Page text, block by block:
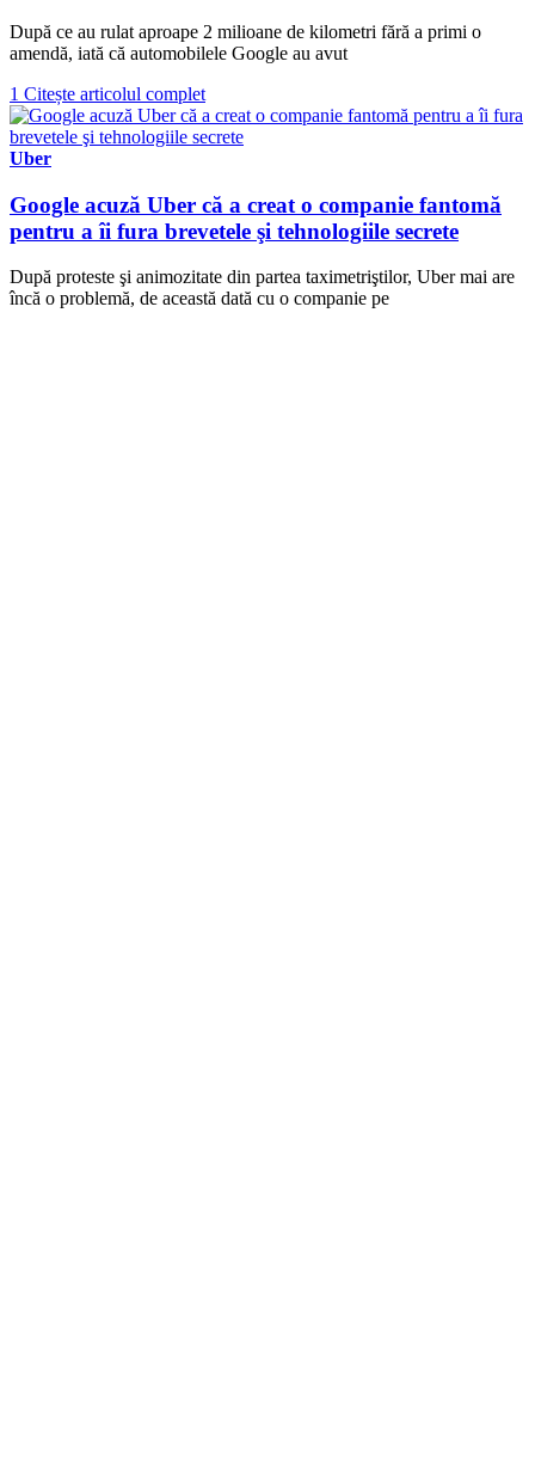
După ce au rulat aproape 2 milioane de kilometri fără a primi o
amendă, iată că automobilele Google au avut
1 Citește articolul complet
Uber
Google acuză Uber că a creat o companie fantomă
pentru a îi fura brevetele şi tehnologiile secrete
După proteste şi animozitate din partea taximetriştilor, Uber mai are
încă o problemă, de această dată cu o companie pe